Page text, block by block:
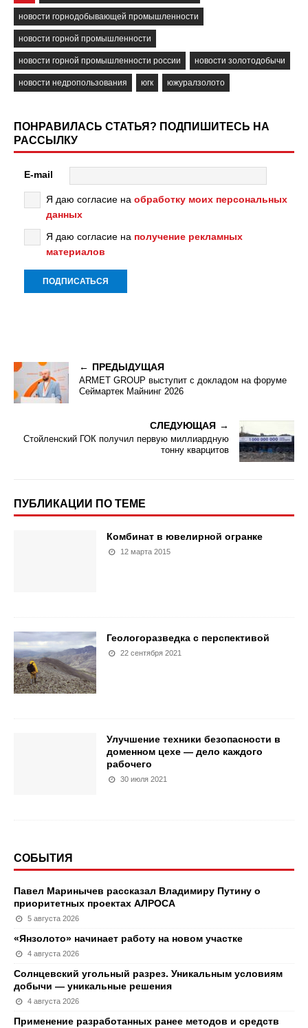
новости горнодобывающей промышленности
новости горной промышленности
новости горной промышленности россии новости золотодобычи
новости недропользования югк южуралзолото
ПОНРАВИЛАСЬ СТАТЬЯ? ПОДПИШИТЕСЬ НА
РАССЫЛКУ
E-mail
Я даю согласие на обработку моих персональных
данных
Я даю согласие на получение рекламных
материалов
ПРЕДЫДУЩАЯ
ARMET GROUP выступит с докладом на форуме
Сеймартек Майнинг 2026
СЛЕДУЮЩАЯ
Стойленский ГОК получил первую миллиардную
тонну кварцитов
ПУБЛИКАЦИИ ПО ТЕМЕ
Комбинат в ювелирной огранке
12 марта 2015
Геологоразведка с перспективой
22 сентября 2021
Улучшение техники безопасности в
доменном цехе — дело каждого
рабочего
30 июля 2021
СОБЫТИЯ
Павел Маринычев рассказал Владимиру Путину о
приоритетных проектах АЛРОСА
5 августа 2026
«Янзолото» начинает работу на новом участке
4 августа 2026
Солнцевский угольный разрез. Уникальным условиям
добычи — уникальные решения
4 августа 2026
Применение разработанных ранее методов и средств